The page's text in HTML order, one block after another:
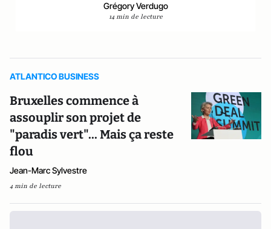
Grégory Verdugo
14 min de lecture
ATLANTICO BUSINESS
Bruxelles commence à
assouplir son projet de
"paradis vert"... Mais ça reste
flou
Jean-Marc Sylvestre
4 min de lecture